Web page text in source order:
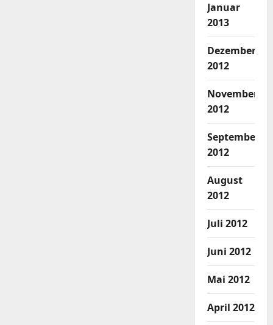
Januar
2013
Dezember
2012
November
2012
September
2012
August
2012
Juli 2012
Juni 2012
Mai 2012
April 2012